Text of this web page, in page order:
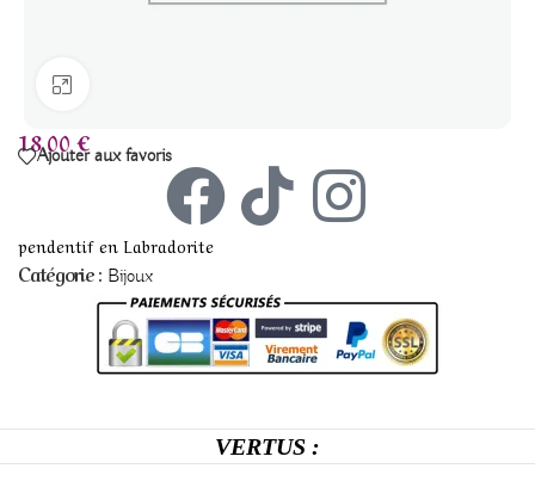
18,00€
Ajouter aux favoris
pendentif en Labradorite
Catégorie : Bijoux
VERTUS :